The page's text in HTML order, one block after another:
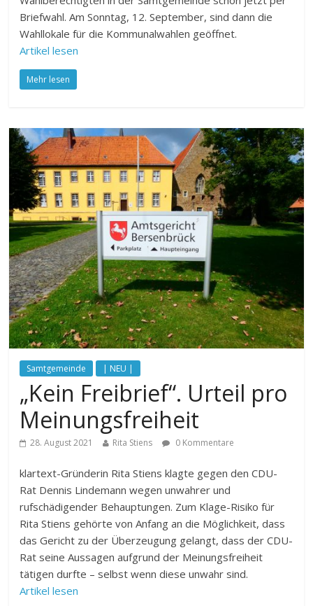
Briefwahl. Am Sonntag, 12. September, sind dann die
Wahllokale für die Kommunalwahlen geöffnet.
Artikel lesen
Mehr lesen
Samtgemeinde | NEU |
„Kein Freibrief“. Urteil pro
Meinungsfreiheit
28. August 2021 Rita Stiens 0 Kommentare
klartext-Gründerin Rita Stiens klagte gegen den CDU-
Rat Dennis Lindemann wegen unwahrer und
rufschädigender Behauptungen. Zum Klage-Risiko für
Rita Stiens gehörte von Anfang an die Möglichkeit, dass
das Gericht zu der Überzeugung gelangt, dass der CDU-
Rat seine Aussagen aufgrund der Meinungsfreiheit
tätigen durfte – selbst wenn diese unwahr sind.
Artikel lesen